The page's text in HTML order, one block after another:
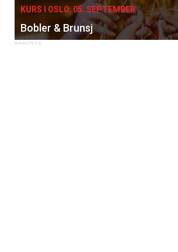
Vi tilbyr flere ukentlige
kan fritt velge hvilke du
tilsendt.
KURS I OSLO, 05. SEPTEMBER
Bobler & Brunsj